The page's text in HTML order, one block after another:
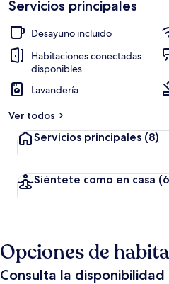
Servicios principales
Desayuno incluido
Habitaciones conectadas
disponibles
Lavandería
Ver todos
Servicios principales (8)
Siéntete como en casa
Opciones de
Consulta la